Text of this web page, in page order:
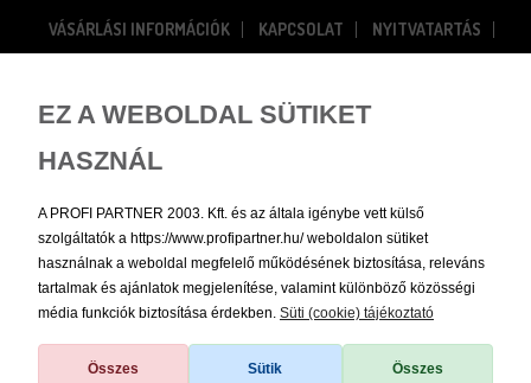
EZ A WEBOLDAL SÜTIKET
HASZNÁL
A PROFI PARTNER 2003. Kft. és az általa igénybe vett külső
szolgáltatók a https://www.profipartner.hu/ weboldalon sütiket
használnak a weboldal megfelelő működésének biztosítása, releváns
tartalmak és ajánlatok megjelenítése, valamint különböző közösségi
média funkciók biztosítása érdekben. Süti (cookie) tájékoztató
Összes
Sütik
Összes
VÁSÁRLÁSI INFORMÁCIÓK KAPCSOLAT
NYITVATARTÁS
Bejelentkezés Regisztráció